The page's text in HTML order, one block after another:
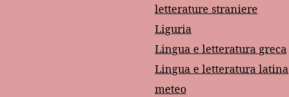
letterature straniere
Liguria
Lingua e letteratura greca
Lingua e letteratura latina
meteo